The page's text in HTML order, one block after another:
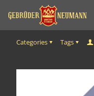
Categories Tags